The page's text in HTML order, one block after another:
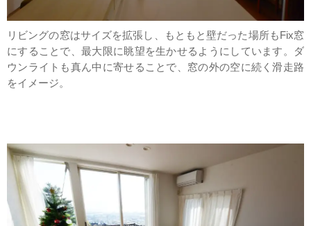
リビングの窓はサイズを拡張し、もともと壁だった場所もFix窓
にすることで、最大限に眺望を生かせるようにしています。ダ
ウンライトも真ん中に寄せることで、窓の外の空に続く滑走路
をイメージ。